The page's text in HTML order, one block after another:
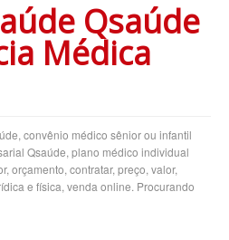
EMPRESARIAL
EMPRESARIAL
EMPRESARIAL
EMPRESARIAL
EMPRESARIAL
Qsaúde
Médica
convênio médico sênior ou infantil
Qsaúde, plano médico individual
orçamento, contratar, preço, valor,
e física, venda online. Procurando